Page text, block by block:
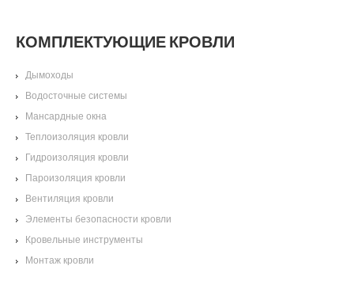
КОМПЛЕКТУЮЩИЕ КРОВЛИ
Дымоходы
Водосточные системы
Мансардные окна
Теплоизоляция кровли
Гидроизоляция кровли
Пароизоляция кровли
Вентиляция кровли
Элементы безопасности кровли
Кровельные инструменты
Монтаж кровли